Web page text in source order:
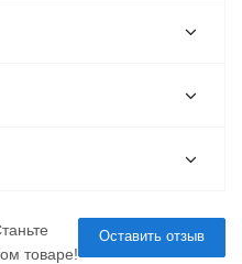
Оставить отзыв
товаре!